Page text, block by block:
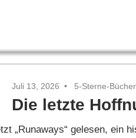
Juli 13, 2026 5-Sterne-Bücher
Die letzte
„Runaways“ gelesen, ein